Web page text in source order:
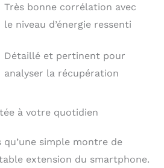
Très bonne corrélation avec
le niveau d’énergie ressenti
Détaillé et pertinent pour
analyser la récupération
à votre quotidien
qu’une simple montre de
extension du smartphone.